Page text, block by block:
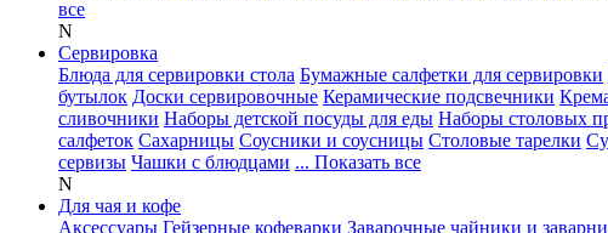
все
N
Сервировка
Блюда для сервировки стола Бумажные салфетки для сервировки
бутылок Доски сервировочные Керамические подсвечники
сливочники Наборы детской посуды для еды Наборы столовых
салфеток Сахарницы Соусники и соусницы Столовые тарелки
сервизы Чашки с блюдцами ... Показать все
N
Для чая и кофе
Аксессуары Гейзерные кофеварки Заварочные чайники и